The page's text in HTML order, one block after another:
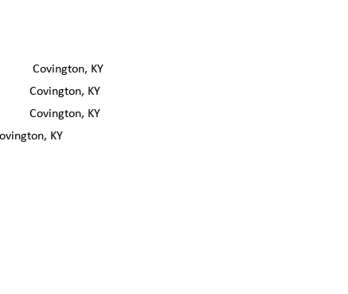
KY
Covington, KY
KY
KY